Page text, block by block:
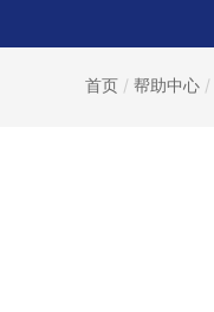
首页 / 帮助中心 /